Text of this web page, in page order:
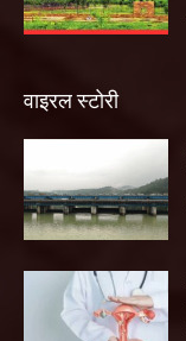
वाइरल स्टोरी